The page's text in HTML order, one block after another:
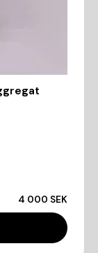
4 000 SEK